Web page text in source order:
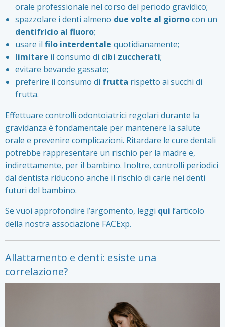
orale professionale nel corso del periodo gravidico;
spazzolare i denti almeno due volte al giornocon un
dentifricio al fluoro;
usare il filo interdentale quotidianamente;
limitare il consumo di cibi zuccherati;
evitare bevande gassate;
preferire il consumo di frutta rispetto ai succhi di
frutta.
Effettuare controlli odontoiatrici regolari durante la
gravidanza è fondamentale per mantenere la salute
orale e prevenire complicazioni. Ritardare le cure dentali
potrebbe rappresentare un rischio per la madre e,
indirettamente, per il bambino. Inoltre, controlli periodici
dal dentista riducono anche il rischio di carie nei denti
futuri del bambino.
Se vuoi approfondire l’argomento, leggi qui l’articolo
della nostra associazione FACExp.
Allattamento e denti: esiste una
correlazione?